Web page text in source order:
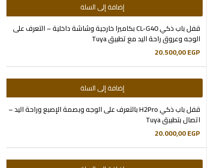
إضافة إلى السلة
قفل باب ذكي CL-G40 بكاميرا خارجية وشاشة داخلية – التعرف على
الوجه وعروق راحة اليد مع تطبيق Tuya
20.500,00EGP
إضافة إلى السلة
قفل باب ذكي H2Pro بالتعرف على الوجه وبصمة الإصبع وراحة اليد –
اتصال بتطبيق Tuya
20.000,00EGP